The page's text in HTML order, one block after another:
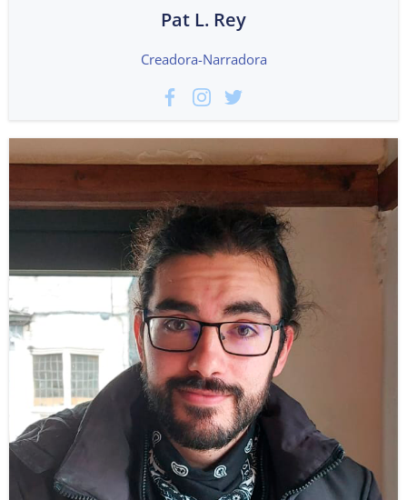
Pat L. Rey
Creadora-Narradora